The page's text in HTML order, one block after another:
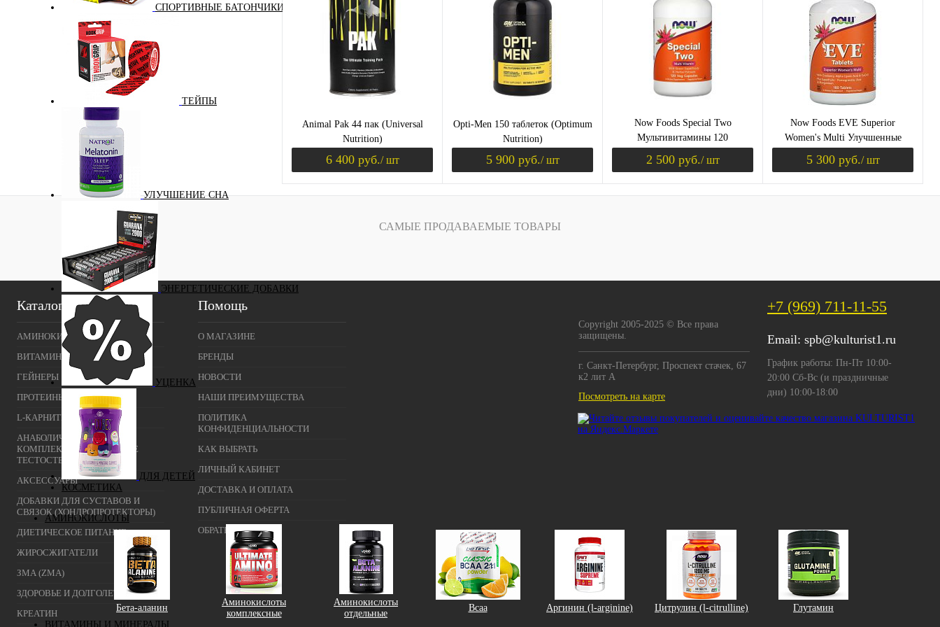
СПОРТИВНЫЕ БАТОНЧИКИ
ТЕЙПЫ
УЛУЧШЕНИЕ СНА
ЭНЕРГЕТИЧЕСКИЕ ДОБАВКИ
УЦЕНКА
ДЛЯ ДЕТЕЙ
КОСМЕТИКА
АМИНОКИСЛОТЫ
Бета-аланин
Аминокислоты
комплексные
Аминокислоты
отдельные
Bcaa Аргинин (l-arginine) Цитрулин (l-citrulline)
Глутамин
ВИТАМИНЫ И МИНЕРАЛЫ
Animal Pak 44 пак (Universal
Nutrition)
6 400 руб./ шт
Opti-Men 150 таблеток (Optimum
Nutrition)
5 900 руб./ шт
Now Foods Special Two
Мультивитамины 120
2 500 руб./ шт
Now Foods EVE Superior
Women's Multi Улучшенные
таблеток
5 300 руб./ шт
САМЫЕ ПРОДАВАЕМЫЕ ТОВАРЫ
Каталог
АМИНОКИСЛОТЫ
ВИТАМИНЫ И МИНЕРАЛЫ
ГЕЙНЕРЫ
ПРОТЕИНЫ
L-КАРНИТИН
АНАБОЛИЧЕСКИЕ
КОМПЛЕКСЫ(ПОВЫШЕНИЕ
ТЕСТОСТЕРОНА)
АКСЕССУАРЫ
ДОБАВКИ ДЛЯ СУСТАВОВ И
СВЯЗОК (ХОНДРОПРОТЕКТОРЫ)
ДИЕТИЧЕСКОЕ ПИТАНИЕ
ЖИРОСЖИГАТЕЛИ
ЗМА (ZMA)
ЗДОРОВЬЕ И ДОЛГОЛЕТИЕ
КРЕАТИН
Помощь
О МАГАЗИНЕ
БРЕНДЫ
НОВОСТИ
НАШИ ПРЕИМУЩЕСТВА
ПОЛИТИКА
КОНФИДЕНЦИАЛЬНОСТИ
КАК ВЫБРАТЬ
ЛИЧНЫЙ КАБИНЕТ
ДОСТАВКА И ОПЛАТА
ПУБЛИЧНАЯ ОФЕРТА
ОБРАТНАЯ СВЯЗЬ
Copyright 2005-2025 © Все права
защищены.
г. Санкт-Петербург, Проспект стачек, 67
к2 лит А
Посмотреть на карте
+7 (969) 711-11-55
Email: spb@kulturist1.ru
График работы: Пн-Пт 10:00-
20:00 Сб-Вс (и праздничные
дни) 10:00-18:00